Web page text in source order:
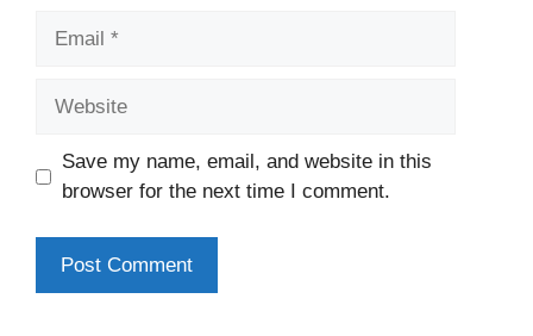
Save my name, email, and website in this
browser for the next time I comment.